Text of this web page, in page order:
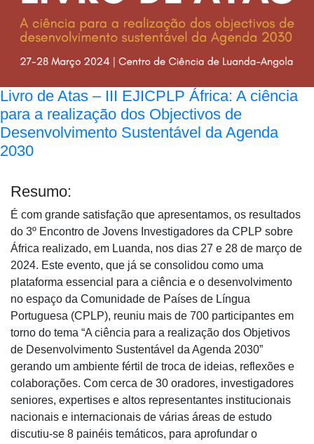
Livro de Atas – III EJICPLP África: A ciência
para a realização dos Objectivos de
Desenvolvimento Sustentável da Agenda
2030
Resumo:
É com grande satisfação que apresentamos, os resultados
do 3º Encontro de Jovens Investigadores da CPLP sobre
África realizado, em Luanda, nos dias 27 e 28 de março de
2024. Este evento, que já se consolidou como uma
plataforma essencial para a ciência e o desenvolvimento
no espaço da Comunidade de Países de Língua
Portuguesa (CPLP), reuniu mais de 700 participantes em
torno do tema “A ciência para a realização dos Objetivos
de Desenvolvimento Sustentável da Agenda 2030”
gerando um ambiente fértil de troca de ideias, reflexões e
colaborações. Com cerca de 30 oradores, investigadores
seniores, expertises e altos representantes institucionais
nacionais e internacionais de várias áreas de estudo
discutiu-se 8 painéis temáticos, para aprofundar o